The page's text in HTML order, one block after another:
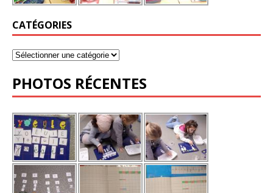
CATÉGORIES
PHOTOS RÉCENTES